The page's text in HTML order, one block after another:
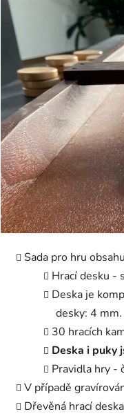
Sada pro hru
Hrací desku -
Deska je
desky: 4 mm.
30 hracích
Deska i puky
Pravidla hry -
V případě
Dřevěná hrací